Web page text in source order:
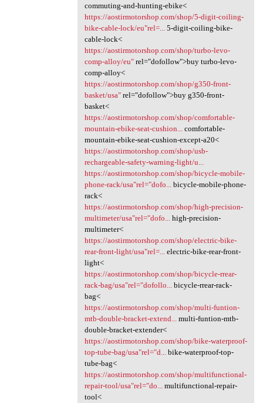
commuting-and-hunting-ebike<
https://aostirmotorshop.com/shop/5-digit-coiling-
bike-cable-lock/eu"rel=...5-digit-coiling-bike-
cable-lock<
https://aostirmotorshop.com/shop/turbo-levo-
comp-alloy/eu"rel="dofollow">buy turbo-levo-
comp-alloy<
https://aostirmotorshop.com/shop/g350-front-
basket/usa"rel="dofollow">buy g350-front-
basket<
https://aostirmotorshop.com/shop/comfortable-
mountain-ebike-seat-cushion...comfortable-
mountain-ebike-seat-cushion-except-a20<
https://aostirmotorshop.com/shop/usb-
rechargeable-safety-warning-light/u...
https://aostirmotorshop.com/shop/bicycle-mobile-
phone-rack/usa"rel="dofo...bicycle-mobile-phone-
rack<
https://aostirmotorshop.com/shop/high-precision-
multimeter/usa"rel="dofo...high-precision-
multimeter<
https://aostirmotorshop.com/shop/electric-bike-
rear-front-light/usa"rel=...electric-bike-rear-front-
light<
https://aostirmotorshop.com/shop/bicycle-rrear-
rack-bag/usa"rel="dofollo...bicycle-rrear-rack-
bag<
https://aostirmotorshop.com/shop/multi-funtion-
mtb-double-bracket-extend...multi-funtion-mtb-
double-bracket-extender<
https://aostirmotorshop.com/shop/bike-waterproof-
top-tube-bag/usa"rel="d...bike-waterproof-top-
tube-bag<
https://aostirmotorshop.com/shop/multifunctional-
repair-tool/usa"rel="do...multifunctional-repair-
tool<